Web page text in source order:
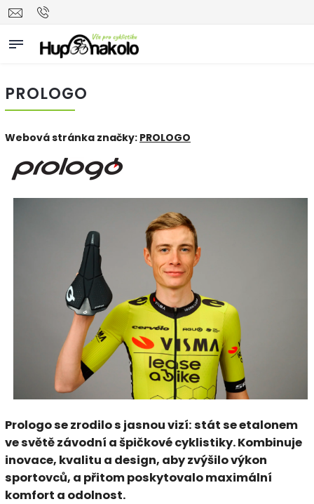
PROLOGO
Webová stránka značky: PROLOGO
Prologose zrodilo s jasnou vizí: stát se etalonem
ve světě závodní a špičkové cyklistiky. Kombinuje
inovace, kvalitu a design, aby zvýšilo výkon
sportovců, a přitom poskytovalo maximální
komfort a odolnost.